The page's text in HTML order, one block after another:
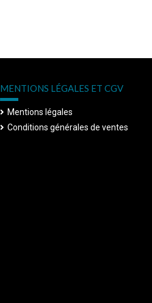
MENTIONS LÉGALES ET CGV
Mentions légales
Conditions générales de ventes